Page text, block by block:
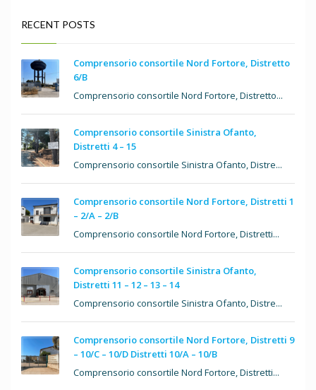
RECENT POSTS
Comprensorio consortile Nord Fortore, Distretto
6/B
Comprensorio consortile Nord Fortore, Distretto...
Comprensorio consortile Sinistra Ofanto,
Distretti 4 – 15
Comprensorio consortile Sinistra Ofanto, Distre...
Comprensorio consortile Nord Fortore, Distretti 1
– 2/A – 2/B
Comprensorio consortile Nord Fortore, Distretti...
Comprensorio consortile Sinistra Ofanto,
Distretti 11 – 12 – 13 – 14
Comprensorio consortile Sinistra Ofanto, Distre...
Comprensorio consortile Nord Fortore, Distretti 9
– 10/C – 10/D Distretti 10/A – 10/B
Comprensorio consortile Nord Fortore, Distretti...